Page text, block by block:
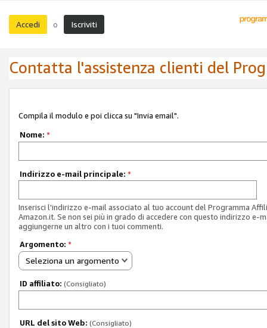
Accedi o Iscriviti
Contatta l'assistenza clienti del
Compila il modulo e poi clicca su "Invia email".
Nome: *
Indirizzo e-mail principale: *
Inserisci l'indirizzo e-mail associato al tuo account del Programma
Amazon.it. Se non sei più in grado di accedere con questo indirizzo e-
aggiungerne un altro con i tuoi commenti.
Argomento: *
Seleziona un argomento
ID affiliato: (Consigliato)
URL del sito Web: (Consigliato)